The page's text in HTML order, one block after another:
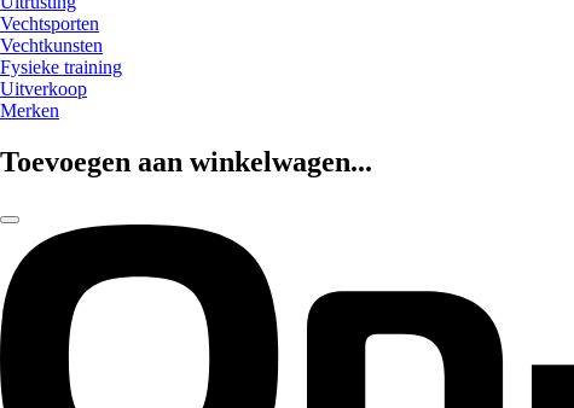
Vechtsporten
Vechtkunsten
Fysieke training
Uitverkoop
Merken
Toevoegen aan winkelwagen...